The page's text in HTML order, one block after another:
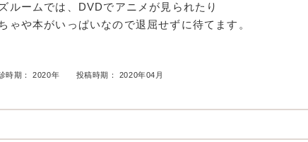
ルームでは、DVDでアニメが見られたり
ゃや本がいっぱいなので退屈せずに待てます。
時期： 2020年 投稿時期： 2020年04月